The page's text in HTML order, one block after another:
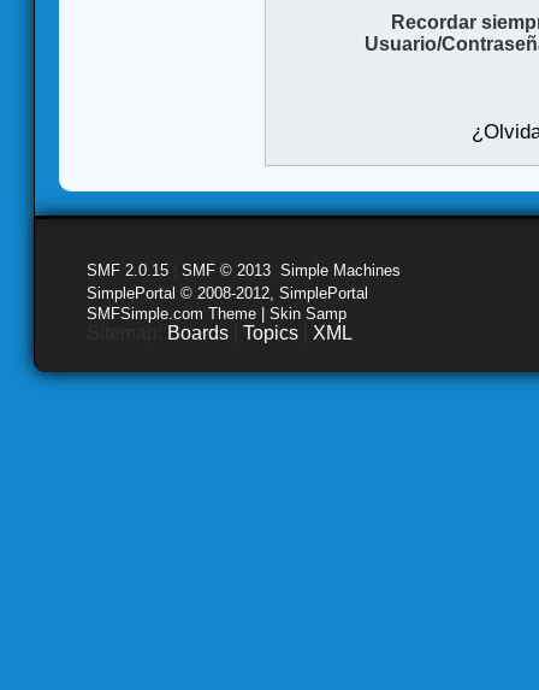
Recordar
Usuario/
SMF 2.0.15 SMF © 2013 Simple Machines
SimplePortal © 2008-2012, SimplePortal
SMFSimple.com Theme | Skin Samp
Boards Topics XML